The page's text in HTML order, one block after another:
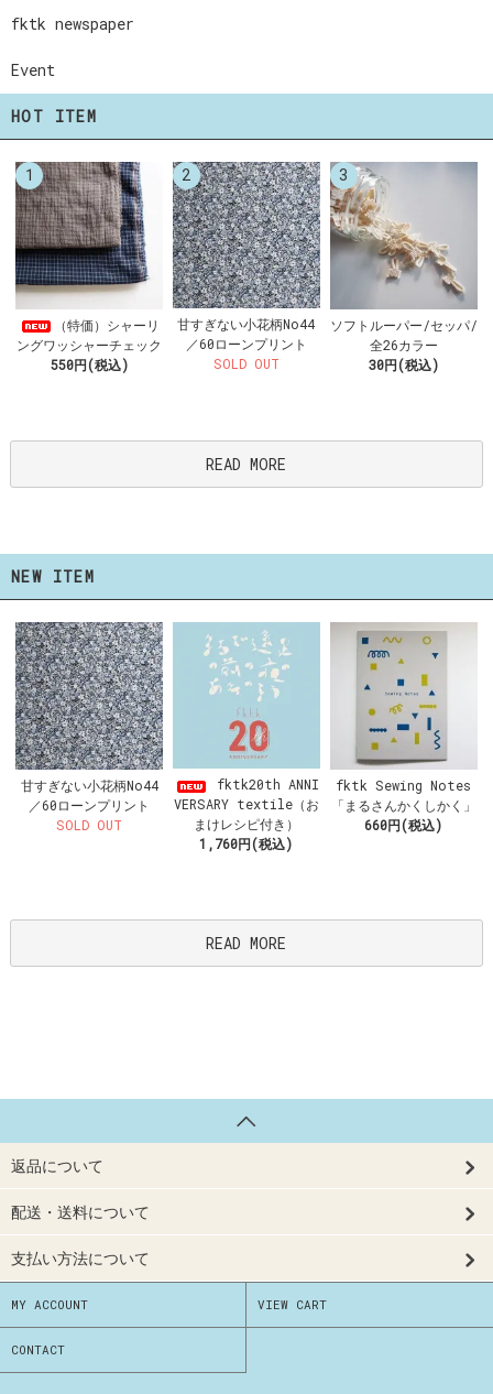
fktk newspaper
Event
HOT ITEM
1
（特価）シャーリ
ングワッシャーチェック
550円(税込)
2
甘すぎない小花柄No44
／60ローンプリント
SOLD OUT
3
ソフトルーパー/セッパ/
全26カラー
30円(税込)
READ MORE
NEW ITEM
甘すぎない小花柄No44
／60ローンプリント
SOLD OUT
fktk20th ANNI
VERSARY textile（お
まけレシピ付き）
1,760円(税込)
fktk Sewing Notes
「まるさんかくしかく」
660円(税込)
READ MORE
返品について
配送・送料について
支払い方法について
MY ACCOUNT VIEW CART
CONTACT